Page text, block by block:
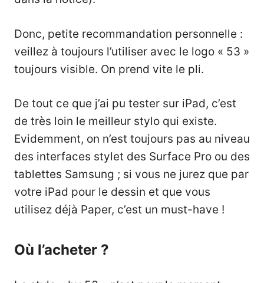
Donc, petite recommandation personnelle :
veillez à toujours l’utiliser avec le logo « 53 »
toujours visible. On prend vite le pli.
De tout ce que j’ai pu tester sur iPad, c’est
de très loin le meilleur stylo qui existe.
Evidemment, on n’est toujours pas au niveau
des interfaces stylet des Surface Pro ou des
tablettes Samsung ; si vous ne jurez que par
votre iPad pour le dessin et que vous
utilisez déjà Paper, c’est un must-have !
Où l’acheter ?